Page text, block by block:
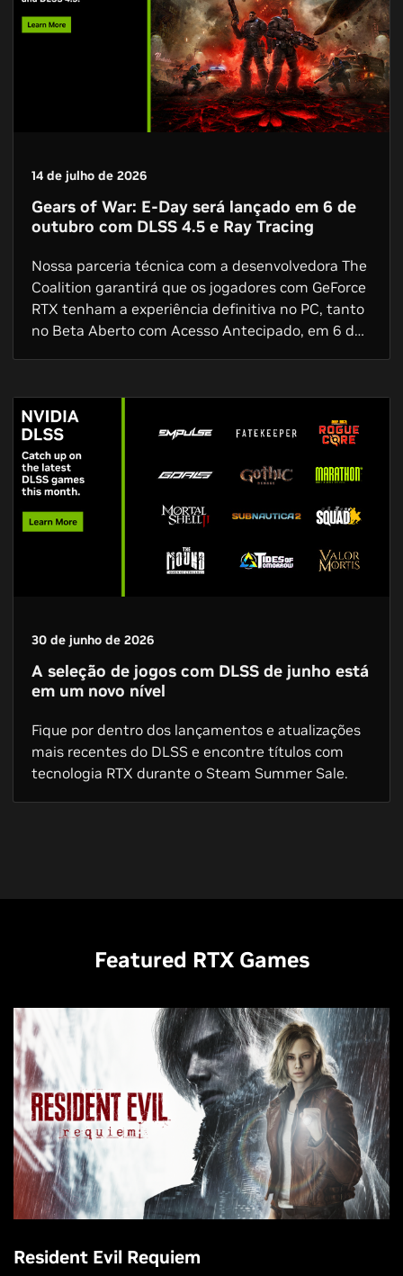
14 de julho de 2026
Gears of War: E-Day será lançado em 6 de
outubro com DLSS 4.5 e Ray Tracing
Nossa parceria técnica com a desenvolvedora The
Coalition garantirá que os jogadores com GeForce
RTX tenham a experiência definitiva no PC, tanto
no Beta Aberto com Acesso Antecipado, em 6 de
30 de junho de 2026
A seleção de jogos com DLSS de junho está
em um novo nível
Fique por dentro dos lançamentos e atualizações
mais recentes do DLSS e encontre títulos com
tecnologia RTX durante o Steam Summer Sale.
Featured RTX Games
Resident Evil Requiem